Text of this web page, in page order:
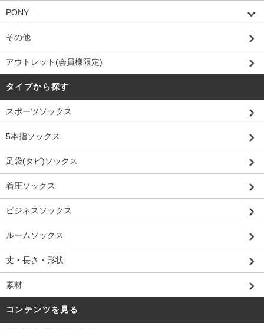
PONY
その他
アウトレット(会員様限定)
タイプから探す
スポーツソックス
5本指ソックス
足袋(タビ)ソックス
着圧ソックス
ビジネスソックス
ルームソックス
丈・長さ・形状
素材
コンテンツを見る